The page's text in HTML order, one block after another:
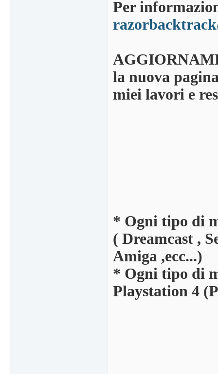
Per
la nuova
miei lavori e
* Ogni tipo di
( Dreamcast ,
Amiga ,ecc...)
* Ogni tipo di
Playstation 4